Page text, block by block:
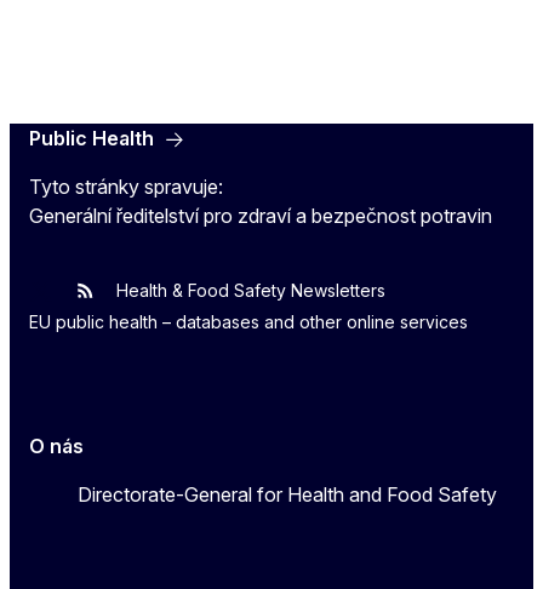
Public Health
Tyto stránky spravuje:
Generální ředitelství pro zdraví a bezpečnost potravin
EU One Health
Latest updates
Health & Food Safety Newsletters
EU public health – databases and other online services
O nás
Directorate-General for Health and Food Safety